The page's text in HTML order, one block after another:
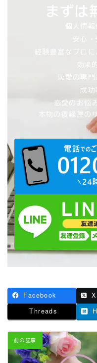
まずは
個人情
安心
経験豊富なプロ
効果
恋愛の専
成
恋愛のお悩
本物の復縁屋
Facebook X
Threads
前の記事